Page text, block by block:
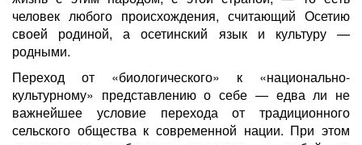
человек любого происхождения, считающий Осетию
своей родиной, а осетинский язык и культуру —
родными.
Переход от «биологического» к «национально-
культурному» представлению о себе — едва ли не
важнейшее условие перехода от традиционного
сельского общества к современной нации. При этом